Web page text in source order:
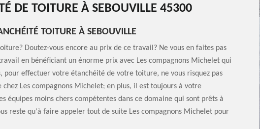
DE TOITURE À SEBOUVILLE 45300
TOITURE À SEBOUVILLE
Doutez-vous encore au prix de ce travail? Ne vous en faites pas
en bénéficiant un énorme prix avec Les compagnons Michelet qui
pour effectuer votre étanchéité de votre toiture, ne vous risquez pas
Les compagnons Michelet; en plus, il est toujours à votre
équipes moins chers compétentes dans ce domaine qui sont prêts à
reste qu'à faire appeler tout de suite Les compagnons Michelet pour